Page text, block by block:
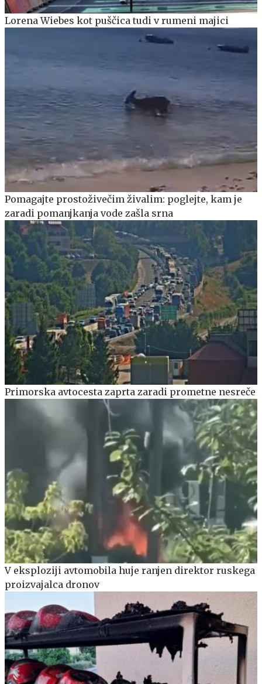
Lorena Wiebes kot puščica tudi v rumeni majici
Pomagajte prostoživečim živalim: poglejte, kam je
zaradi pomanjkanja vode zašla srna
Primorska avtocesta zaprta zaradi prometne nesreče
V eksploziji avtomobila huje ranjen direktor ruskega
proizvajalca dronov